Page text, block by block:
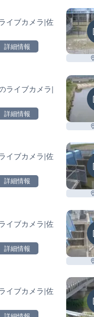
イブカメラ|佐
詳細情報
ライブカメラ|
詳細情報
イブカメラ|佐
詳細情報
イブカメラ|佐
詳細情報
イブカメラ|佐